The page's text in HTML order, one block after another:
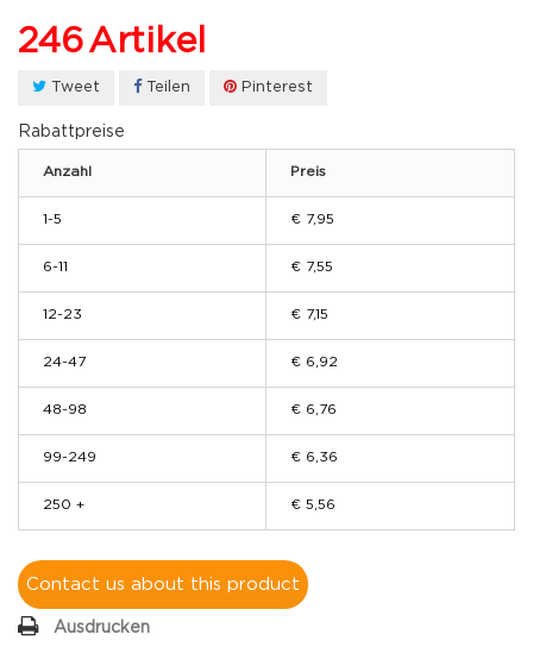
246Artikel
Tweet Teilen Pinterest
Rabattpreise
Anzahl Preis
1-5 € 7,95
6-11 € 7,55
12-23 € 7,15
24-47 € 6,92
48-98 € 6,76
99-249 € 6,36
250 + € 5,56
Contact us about this product
Ausdrucken